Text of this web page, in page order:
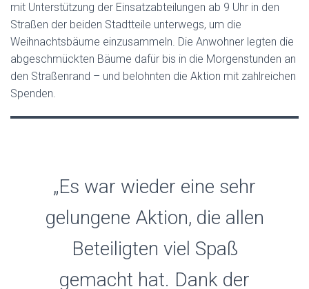
mit Unterstützung der Einsatzabteilungen ab 9 Uhr in den
Straßen der beiden Stadtteile unterwegs, um die
Weihnachtsbäume einzusammeln. Die Anwohner legten die
abgeschmückten Bäume dafür bis in die Morgenstunden an
den Straßenrand – und belohnten die Aktion mit zahlreichen
Spenden.
„Es war wieder eine sehr
gelungene Aktion, die allen
Beteiligten viel Spaß
gemacht hat. Dank der